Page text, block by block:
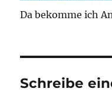
Da bekomme ich
Schreibe